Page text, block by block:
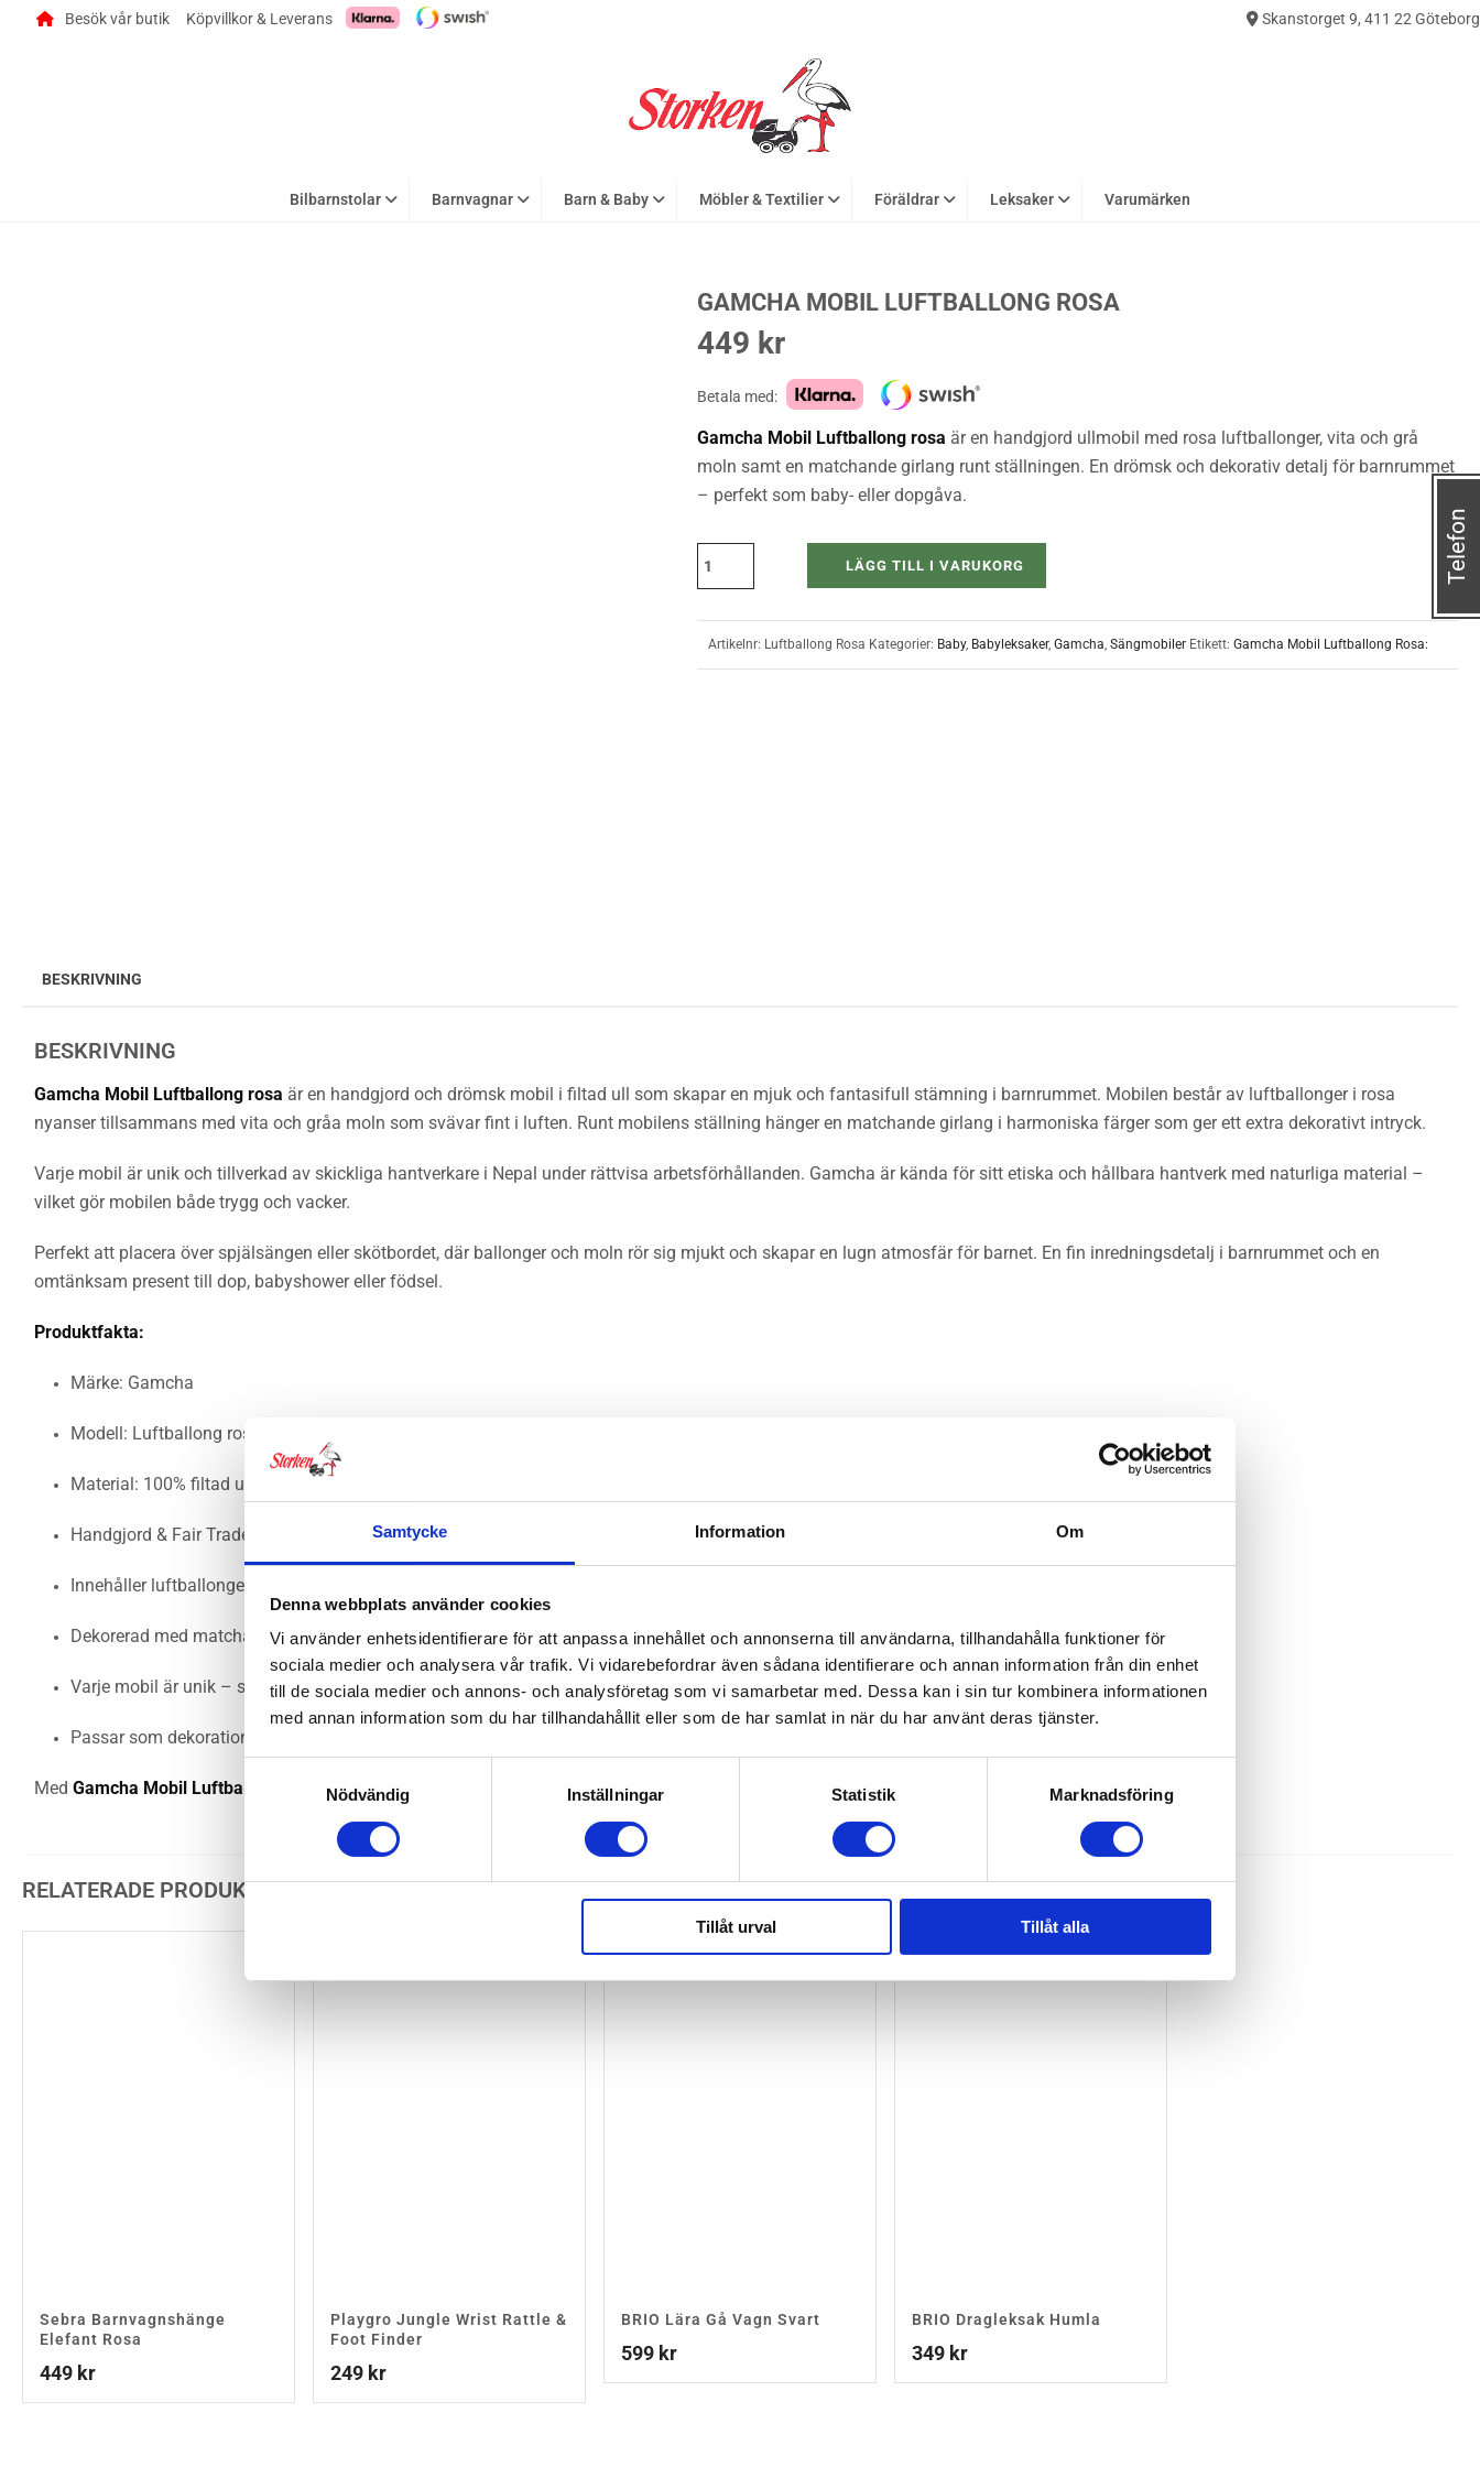
Samtycke Information Om
Denna webbplats använder cookies
Vi använder enhetsidentifierare för att anpassa innehållet och annonserna till användarna, tillhandahålla funktioner för
sociala medier och analysera vår trafik. Vi vidarebefordrar även sådana identifierare och annan information från din enhet
till de sociala medier och annons- och analysföretag som vi samarbetar med. Dessa kan i sin tur kombinera informationen
med annan information som du har tillhandahållit eller som de har samlat in när du har använt deras tjänster.
Nödvändig
Inställningar Statistik Marknadsföring
Tillåt urval Tillåt alla
Besök vår butik Köpvillkor & Leverans Skanstorget 9, 411 22 Göteborg
Bilbarnstolar Barnvagnar Barn & Baby Möbler & Textilier Föräldrar Leksaker Varumärken
GAMCHA MOBIL LUFTBALLONG ROSA
449 kr
Betala med:
Gamcha Mobil Luftballong rosa är en handgjord ullmobil med rosa luftballonger, vita och grå
moln samt en matchande girlang runt ställningen. En drömsk och dekorativ detalj för barnrummet
– perfekt som baby- eller dopgåva.
LÄGG TILL I VARUKORG
Artikelnr: Luftballong Rosa Kategorier: Baby, Babyleksaker, Gamcha, Sängmobiler Etikett: Gamcha Mobil Luftballong Rosa:
BESKRIVNING
BESKRIVNING
Gamcha Mobil Luftballong rosa är en handgjord och drömsk mobil i filtad ull som skapar en mjuk och fantasifull stämning i barnrummet. Mobilen består av luftballonger i rosa
nyanser tillsammans med vita och gråa moln som svävar fint i luften. Runt mobilens ställning hänger en matchande girlang i harmoniska färger som ger ett extra dekorativt intryck.
Varje mobil är unik och tillverkad av skickliga hantverkare i Nepal under rättvisa arbetsförhållanden. Gamcha är kända för sitt etiska och hållbara hantverk med naturliga material –
vilket gör mobilen både trygg och vacker.
Perfekt att placera över spjälsängen eller skötbordet, där ballonger och moln rör sig mjukt och skapar en lugn atmosfär för barnet. En fin inredningsdetalj i barnrummet och en
omtänksam present till dop, babyshower eller födsel.
Produktfakta:
Märke: Gamcha
Modell: Luftballong rosa
Material: 100% filtad ull
Handgjord & Fair Trade från Nepal
Innehåller luftballonger i rosa, moln i vitt och grått
Dekorerad med matchande girlang runt mobilens ställning
Varje mobil är unik – små variationer kan förekomma
Passar som dekoration över spjälsäng eller skötbord
Med Gamcha Mobil Luftballong rosa får barnrummet en sagolik och harmonisk detalj som inspirerar till drömmar och fantasi.
RELATERADE PRODUKTER
Sebra Barnvagnshänge
Elefant Rosa
449 kr
Playgro Jungle Wrist Rattle &
Foot Finder
249 kr
BRIO Lära Gå Vagn Svart
599 kr
BRIO Dragleksak Humla
349 kr
Telefon